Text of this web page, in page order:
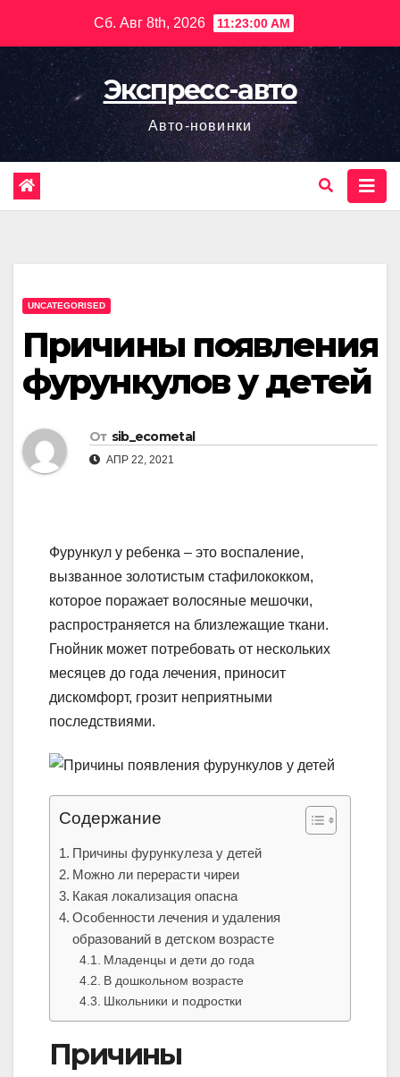
содержимому
Сб. Авг 8th, 2026 11:23:01 AM
Экспресс-авто
Авто-новинки
UNCATEGORISED
Причины появления
фурункулов у детей
От sib_ecometal
АПР 22, 2021
Фурункул у ребенка – это воспаление,
вызванное золотистым стафилококком,
которое поражает волосяные мешочки,
распространяется на близлежащие ткани.
Гнойник может потребовать от нескольких
месяцев до года лечения, приносит
дискомфорт, грозит неприятными
последствиями.
Содержание
Причины фурункулеза у детей
Можно ли перерасти чиреи
Какая локализация опасна
Особенности лечения и удаления
образований в детском возрасте
Младенцы и дети до года
В дошкольном возрасте
Школьники и подростки
Причины